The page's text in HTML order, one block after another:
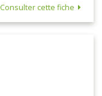
Consulter cette fiche